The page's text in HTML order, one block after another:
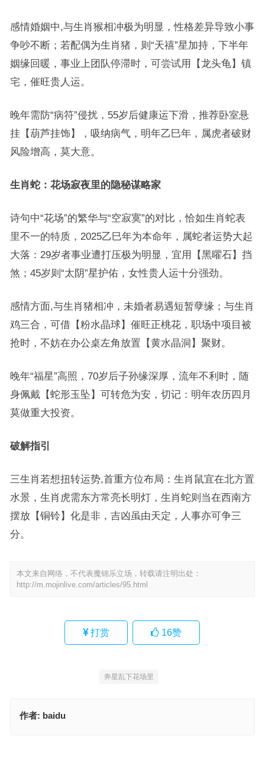
感情婚姻中,与生肖猴相冲极为明显，性格差异导致小事
争吵不断；若配偶为生肖猪，则“天禧”星加持，下半年
姻缘回暖，事业上团队停滞时，可尝试用【龙头龟】镇
宅，催旺贵人运。
晚年需防“病符”侵扰，55岁后健康运下滑，推荐卧室悬
挂【葫芦挂饰】，吸纳病气，明年乙巳年，属虎者破财
风险增高，莫大意。
生肖蛇：花场寂夜里的隐秘谋略家
诗句中“花场”的繁华与“空寂寞”的对比，恰如生肖蛇表
里不一的特质，2025乙巳年为本命年，属蛇者运势大起
大落：29岁者事业遭打压极为明显，宜用【黑曜石】挡
煞；45岁则“太阴”星护佑，女性贵人运十分强劲。
感情方面,与生肖猪相冲，未婚者易遇短暂孽缘；与生肖
鸡三合，可借【粉水晶球】催旺正桃花，职场中项目被
抢时，不妨在办公桌左角放置【黄水晶洞】聚财。
晚年“福星”高照，70岁后子孙缘深厚，流年不利时，随
身佩戴【蛇形玉坠】可转危为安，切记：明年农历四月
莫做重大投资。
破解指引
三生肖若想扭转运势,首重方位布局：生肖鼠宜在北方置
水景，生肖虎需东方常亮长明灯，生肖蛇则当在西南方
摆放【铜铃】化是非，吉凶虽由天定，人事亦可争三
分。
本文来自网络，不代表魔锦乐立场，转载请注明出处：
http://m.mojinlive.com/articles/95.html
打赏 16赞
奔星乱下花场里
作者: baidu